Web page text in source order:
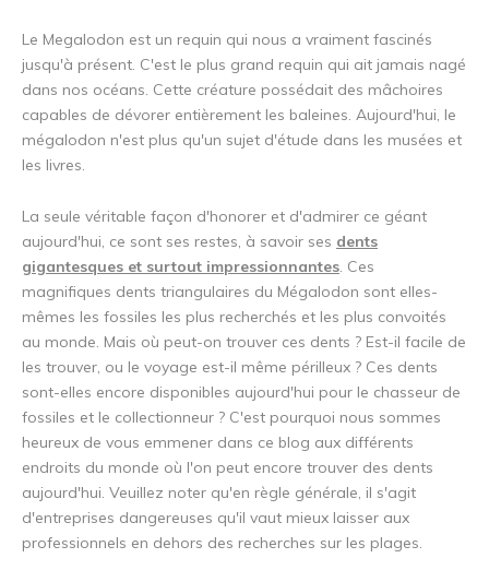
Le Megalodon est un requin qui nous a vraiment fascinés
jusqu'à présent. C'est le plus grand requin qui ait jamais nagé
dans nos océans. Cette créature possédait des mâchoires
capables de dévorer entièrement les baleines. Aujourd'hui, le
mégalodon n'est plus qu'un sujet d'étude dans les musées et
les livres.
La seule véritable façon d'honorer et d'admirer ce géant
aujourd'hui, ce sont ses restes, à savoir ses dents
gigantesques et surtout impressionnantes. Ces
magnifiques dents triangulaires du Mégalodon sont elles-
mêmes les fossiles les plus recherchés et les plus convoités
au monde. Mais où peut-on trouver ces dents ? Est-il facile de
les trouver, ou le voyage est-il même périlleux ? Ces dents
sont-elles encore disponibles aujourd'hui pour le chasseur de
fossiles et le collectionneur ? C'est pourquoi nous sommes
heureux de vous emmener dans ce blog aux différents
endroits du monde où l'on peut encore trouver des dents
aujourd'hui. Veuillez noter qu'en règle générale, il s'agit
d'entreprises dangereuses qu'il vaut mieux laisser aux
professionnels en dehors des recherches sur les plages.